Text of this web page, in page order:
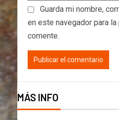
Guarda mi nombre,
en este navegador para
comente.
MÁS INFO